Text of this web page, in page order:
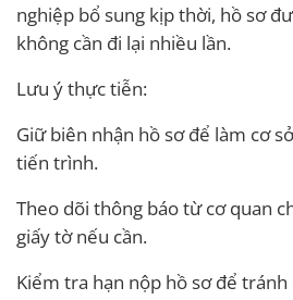
nghiệp bổ sung kịp thời, hồ sơ
không cần đi lại nhiều lần.
Lưu ý thực tiễn:
Giữ biên nhận hồ sơ để làm cơ
tiến trình.
Theo dõi thông báo từ cơ quan
giấy tờ nếu cần.
Kiểm tra hạn nộp hồ sơ để